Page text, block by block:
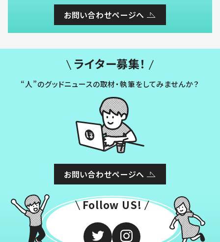
お問い合わせページへ
ライター募集！
“人”のグッドニュースの取材・執筆をしてみませんか？
お問い合わせページへ
Follow US!